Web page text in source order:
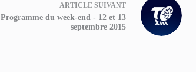
ARTICLESUIVANT
Programme du week-end - 12 et 13
septembre 2015